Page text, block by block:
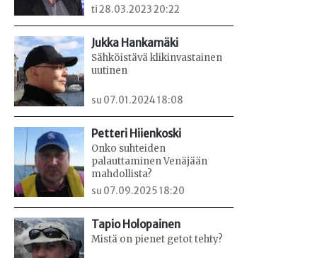
ti 28.03.2023 20:22
Jukka Hankamäki
Sähköistävä klikinvastainen
uutinen
su 07.01.2024 18:08
Petteri Hiienkoski
Onko suhteiden
palauttaminen Venäjään
mahdollista?
su 07.09.2025 18:20
Tapio Holopainen
Mistä on pienet getot tehty?